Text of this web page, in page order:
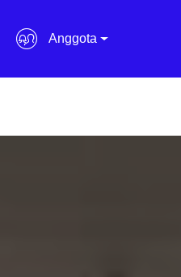
Anggota